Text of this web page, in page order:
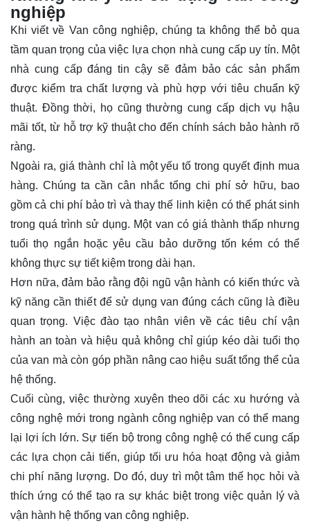
nghiệp
Khi viết về Van công nghiệp, chúng ta không thể bỏ qua
tầm quan trọng của việc lựa chọn nhà cung cấp uy tín. Một
nhà cung cấp đáng tin cậy sẽ đảm bảo các sản phẩm
được kiểm tra chất lượng và phù hợp với tiêu chuẩn kỹ
thuật. Đồng thời, họ cũng thường cung cấp dịch vụ hậu
mãi tốt, từ hỗ trợ kỹ thuật cho đến chính sách bảo hành rõ
ràng.
Ngoài ra, giá thành chỉ là một yếu tố trong quyết định mua
hàng. Chúng ta cần cân nhắc tổng chi phí sở hữu, bao
gồm cả chi phí bảo trì và thay thế linh kiện có thể phát sinh
trong quá trình sử dụng. Một van có giá thành thấp nhưng
tuổi thọ ngắn hoặc yêu cầu bảo dưỡng tốn kém có thể
không thực sự tiết kiệm trong dài hạn.
Hơn nữa, đảm bảo rằng đội ngũ vận hành có kiến thức và
kỹ năng cần thiết để sử dụng van đúng cách cũng là điều
quan trọng. Việc đào tạo nhân viên về các tiêu chí vận
hành an toàn và hiệu quả không chỉ giúp kéo dài tuổi thọ
của van mà còn góp phần nâng cao hiệu suất tổng thể của
hệ thống.
Cuối cùng, việc thường xuyên theo dõi các xu hướng và
công nghệ mới trong ngành công nghiệp van có thể mang
lại lợi ích lớn. Sự tiến bộ trong công nghệ có thể cung cấp
các lựa chọn cải tiến, giúp tối ưu hóa hoạt động và giảm
chi phí năng lượng. Do đó, duy trì một tâm thế học hỏi và
thích ứng có thể tạo ra sự khác biệt trong việc quản lý và
vận hành hệ thống van công nghiệp.